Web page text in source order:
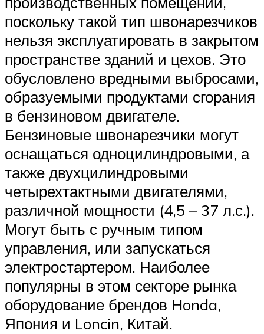
поскольку такой тип швонарезчиков
нельзя эксплуатировать в закрытом
пространстве зданий и цехов. Это
обусловлено вредными выбросами,
образуемыми продуктами сгорания
в бензиновом двигателе.
Бензиновые швонарезчики могут
оснащаться одноцилиндровыми, а
также двухцилиндровыми
четырехтактными двигателями,
различной мощности (4,5 – 37 л.с.).
Могут быть с ручным типом
управления, или запускаться
электростартером. Наиболее
популярны в этом секторе рынка
оборудование брендов Honda,
Япония и Loncin, Китай.